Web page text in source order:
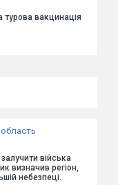
турова вакцинація
область
війська
визначив регіон,
небезпеці.